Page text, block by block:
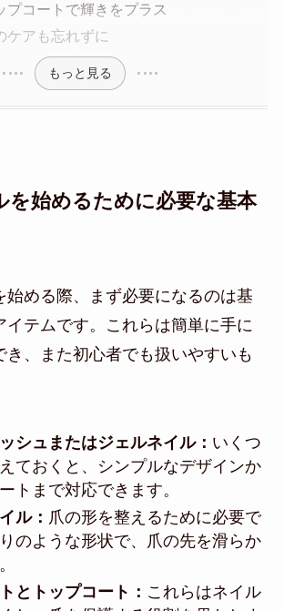
プコートで輝きをプラス
ケアも忘れずに
もっと見る
を始めるために必要な基本
始める際、まず必要になるのは基
イテムです。これらは簡単に手に
き、また初心者でも扱いやすいも
シュまたはジェルネイル： いくつ
ておくと、シンプルなデザインか
トまで対応できます。
ル： 爪の形を整えるために必要で
のような形状で、爪の先を滑らか
とトップコート： これらはネイル